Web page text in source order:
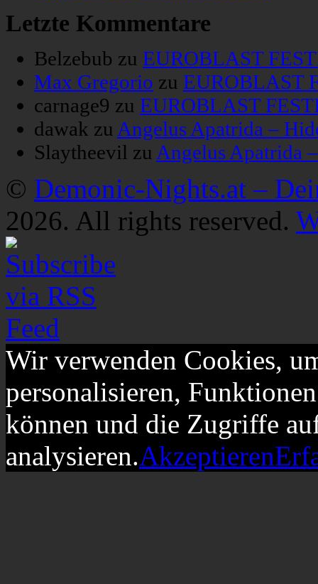
Letzte Kommentare
Belzebub zu EUROBLAST
Max Gregorio zu EUROBLAST
carnage9 zu EUROBLAST
dawak zuAngelus Apatrida –
Slaytheevil zuAngelus Apatrida
© Demonic-Nights.at –
2026. All rights reserved.
Wir verwenden Cookies,
personalisieren,
können und die Zugriffe
analysieren.Akzeptieren